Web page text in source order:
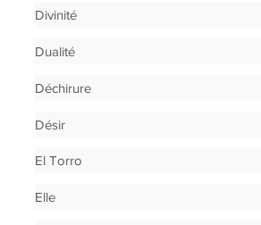
Divinité
Dualité
Déchirure
Désir
El Torro
Elle